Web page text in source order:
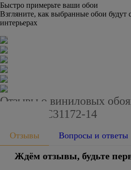
Быстро примерьте ваши обои
Взгляните, как выбранные обои будут
интерьерах
Отзывы о виниловых
HOME HC31172-14
Отзывы Вопросы и ответы
Ждём отзывы, будьте